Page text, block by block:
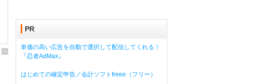
PR
単価の高い広告を自動で選択して配信してくれる！
『忍者AdMax』
はじめての確定申告／会計ソフトfreee（フリー）